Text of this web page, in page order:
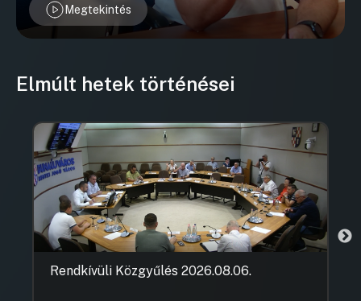
Megtekintés
Elmúlt hetek történései
Rendkívüli Közgyűlés 2026.08.06.